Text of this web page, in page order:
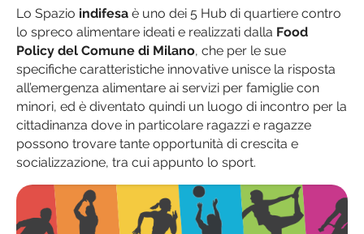
Lo Spazio indifesa è uno dei 5 Hub di quartiere contro
lo spreco alimentare ideati e realizzati dalla Food
Policy del Comune di Milano, che per le sue
specifiche caratteristiche innovative unisce la risposta
all’emergenza alimentare ai servizi per famiglie con
minori, ed è diventato quindi un luogo di incontro per la
cittadinanza dove in particolare ragazzi e ragazze
possono trovare tante opportunità di crescita e
socializzazione, tra cui appunto lo sport.